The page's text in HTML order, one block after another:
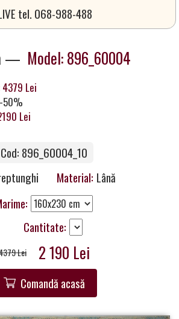
tel. 068-988-488
— Model: 896_60004
4379 Lei
50%
Lei
Cod: 896_60004_10
Material: Lână
Cantitate:
Lei 2 190 Lei
Comandă acasă